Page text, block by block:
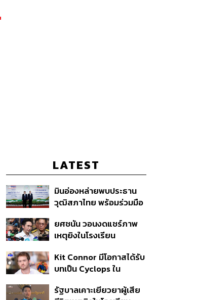
LATEST
มินอ่องหล่ายพบประธาน
วุฒิสภาไทย พร้อมร่วมมือ
ข้ามแดน-สารพิษในแม่น้ำ
ยศชนัน วอนงดแชร์ภาพ
เหตุยิงในโรงเรียน
เรียนชั่วคราว-เร่งเยียวยา
จิตใจ
Kit Connor มีโอกาสได้รับ
บทเป็น Cyclops ใน
เวอร์ชันใหม่
รัฐบาลเคาะเยียวยาผู้เสีย